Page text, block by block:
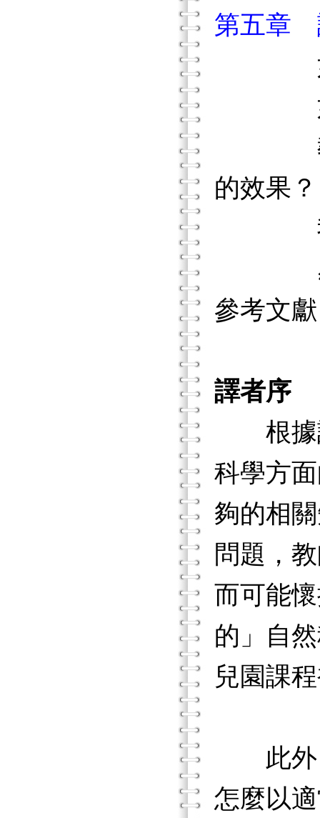
第五章
如何
如何
教師
的效果？
我如
感
參考文獻
譯者序
根據許
科學方
夠的相
問題，
而可能
的」自
兒園課
此外，
怎麼以